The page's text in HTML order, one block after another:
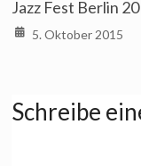
Jazz Fest Berlin
5. Oktober 2015
Schreibe